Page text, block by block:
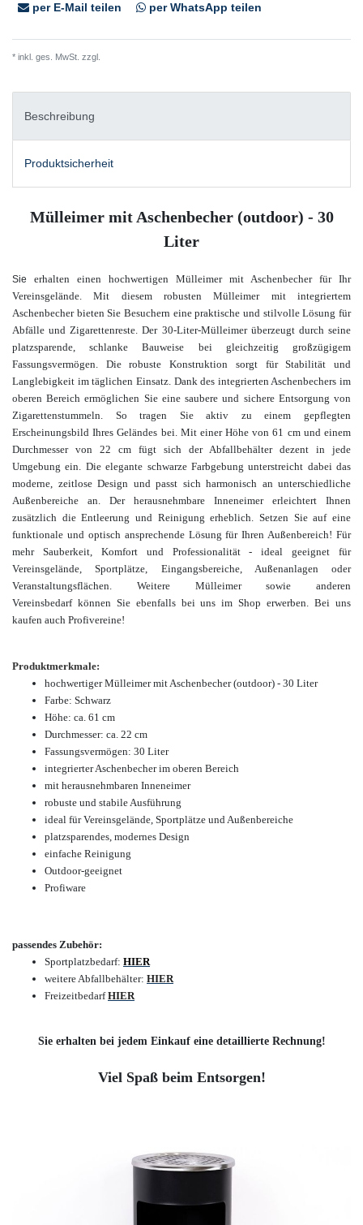
per E-Mail teilen per WhatsApp teilen
* inkl. ges. MwSt. zzgl.
Beschreibung
Produktsicherheit
Mülleimer mit Aschenbecher (outdoor) - 30
Liter
Sie
erhalten einen hochwertigen Mülleimer mit Aschenbecher für Ihr
Vereinsgelände. Mit diesem robusten Mülleimer mit integriertem
Aschenbecher bieten Sie Besuchern eine praktische und stilvolle Lösung für
Abfälle und Zigarettenreste. Der 30-Liter-Mülleimer überzeugt durch seine
platzsparende, schlanke Bauweise bei gleichzeitig großzügigem
Fassungsvermögen. Die robuste Konstruktion sorgt für Stabilität und
Langlebigkeit im täglichen Einsatz. Dank des integrierten Aschenbechers im
oberen Bereich ermöglichen Sie eine saubere und sichere Entsorgung von
Zigarettenstummeln. So tragen Sie aktiv zu einem gepflegten
Erscheinungsbild Ihres Geländes bei. Mit einer Höhe von 61 cm und einem
Durchmesser von 22 cm fügt sich der Abfallbehälter dezent in jede
Umgebung ein. Die elegante schwarze Farbgebung unterstreicht dabei das
moderne, zeitlose Design und passt sich harmonisch an unterschiedliche
Außenbereiche an. Der herausnehmbare Inneneimer erleichtert Ihnen
zusätzlich die Entleerung und Reinigung erheblich. Setzen Sie auf eine
funktionale und optisch ansprechende Lösung für Ihren Außenbereich! Für
mehr Sauberkeit, Komfort und Professionalität - ideal geeignet für
Vereinsgelände, Sportplätze, Eingangsbereiche, Außenanlagen oder
Veranstaltungsflächen. Weitere Mülleimer sowie anderen
Vereinsbedarf können Sie ebenfalls bei uns im Shop erwerben. Bei uns
kaufen auch Profivereine!
Produktmerkmale:
hochwertiger Mülleimer mit Aschenbecher (outdoor) - 30 Liter
Farbe: Schwarz
Höhe: ca. 61 cm
Durchmesser: ca. 22 cm
Fassungsvermögen: 30 Liter
integrierter Aschenbecher im oberen Bereich
mit herausnehmbaren Inneneimer
robuste und stabile Ausführung
ideal für Vereinsgelände, Sportplätze und Außenbereiche
platzsparendes, modernes Design
einfache Reinigung
Outdoor-geeignet
Profiware
passendes Zubehör:
Sportplatzbedarf: HIER
weitere Abfallbehälter: HIER
FreizeitbedarfHIER
Sie erhalten bei jedem Einkauf eine detaillierte Rechnung!
Viel Spaß beim Entsorgen!